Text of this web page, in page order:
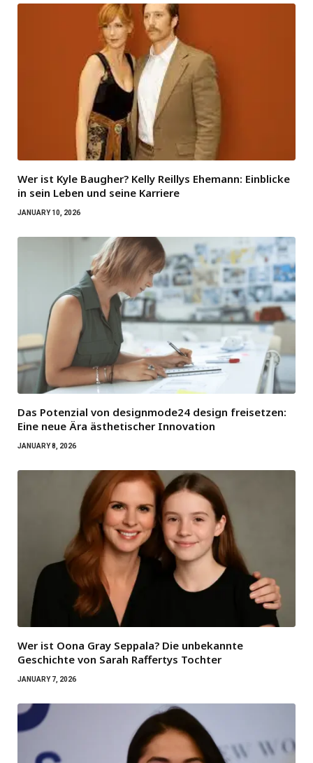
Wer ist Kyle Baugher? Kelly Reillys Ehemann: Einblicke
in sein Leben und seine Karriere
JANUARY 10, 2026
Das Potenzial von designmode24 design freisetzen:
Eine neue Ära ästhetischer Innovation
JANUARY 8, 2026
Wer ist Oona Gray Seppala? Die unbekannte
Geschichte von Sarah Raffertys Tochter
JANUARY 7, 2026